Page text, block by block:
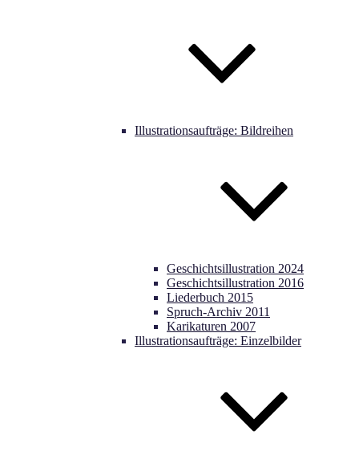
Illustrationsaufträge: Bildreihen
Geschichtsillustration 2024
Geschichtsillustration 2016
Liederbuch 2015
Spruch-Archiv 2011
Karikaturen 2007
Illustrationsaufträge: Einzelbilder